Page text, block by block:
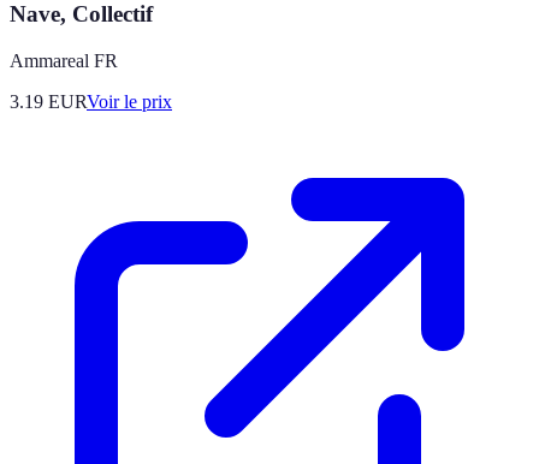
Nave, Collectif
Ammareal FR
3.19 EURVoir le prix